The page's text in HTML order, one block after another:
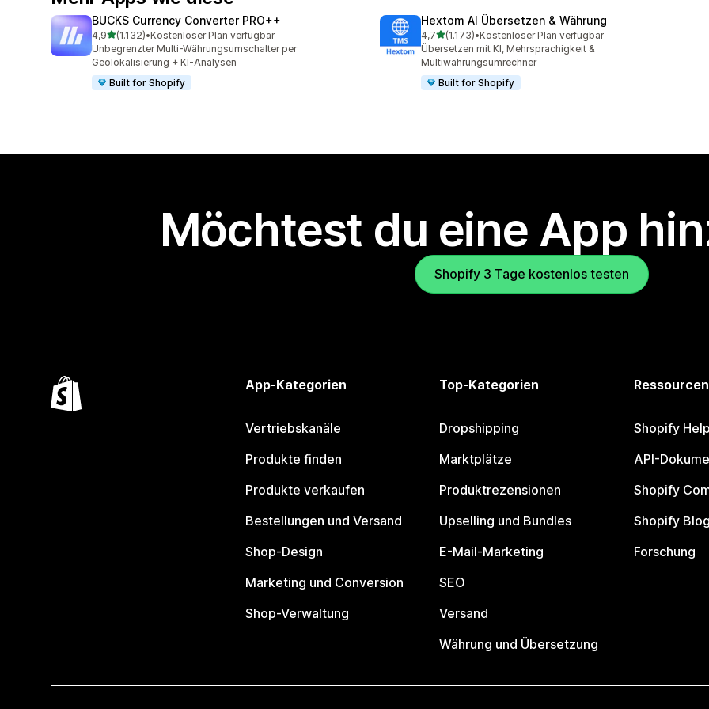
BUCKS Currency Converter PRO++
4,9von 5 Sternen
(1.132)
1132 Rezensionen insgesamt
•Kostenloser Plan verfügbar
Unbegrenzter Multi-Währungsumschalter per
Geolokalisierung + KI-Analysen
Built for Shopify
Hextom AI Übersetzen & Währung
4,7von 5 Sternen
(1.173)
1173 Rezensionen insgesamt
•Kostenloser Plan verfügbar
Übersetzen mit KI, Mehrsprachigkeit &
Multiwährungsumrechner
Built for Shopify
Möchtest du eine App
Shopify 3 Tage kostenlos testen
App-Kategorien
Vertriebskanäle
Produkte finden
Produkte verkaufen
Bestellungen und Versand
Shop-Design
Marketing und Conversion
Shop-Verwaltung
Top-Kategorien
Dropshipping
Marktplätze
Produktrezensionen
Upselling und Bundles
E-Mail-Marketing
SEO
Versand
Währung und Übersetzung
Ressourcen
Shopify
API-
Shopify
Shopify Blog
Forschung